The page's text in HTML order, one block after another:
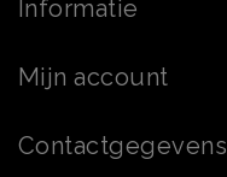
Informatie
Mijn account
Contactgegevens